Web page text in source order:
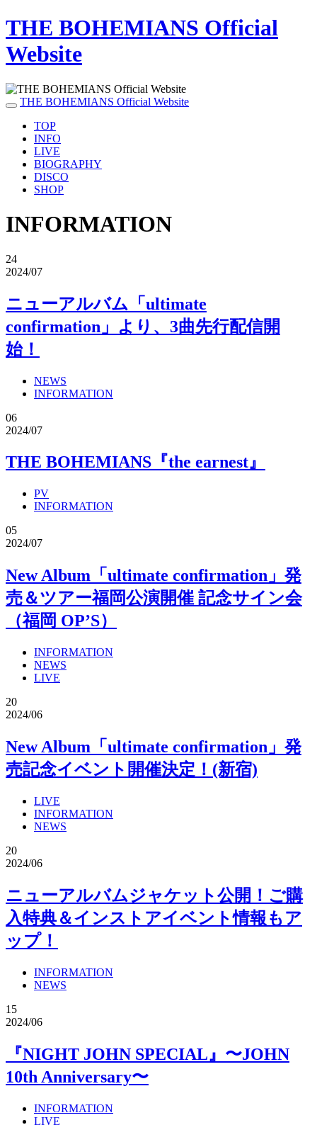
THE BOHEMIANS Official
Website
THE BOHEMIANS Official Website
TOP
INFO
LIVE
BIOGRAPHY
DISCO
SHOP
INFORMATION
24
2024/07
ニューアルバム「ultimate
confirmation」より、3曲先行配信開
始！
NEWS
INFORMATION
06
2024/07
THE BOHEMIANS『the earnest』
PV
INFORMATION
05
2024/07
New Album「ultimate confirmation」発
売＆ツアー福岡公演開催 記念サイン会
（福岡 OP’S）
INFORMATION
NEWS
LIVE
20
2024/06
New Album「ultimate confirmation」発
売記念イベント開催決定！(新宿)
LIVE
INFORMATION
NEWS
20
2024/06
ニューアルバムジャケット公開！ご購
入特典＆インストアイベント情報もア
ップ！
INFORMATION
NEWS
15
2024/06
『NIGHT JOHN SPECIAL』〜JOHN
10th Anniversary〜
INFORMATION
LIVE